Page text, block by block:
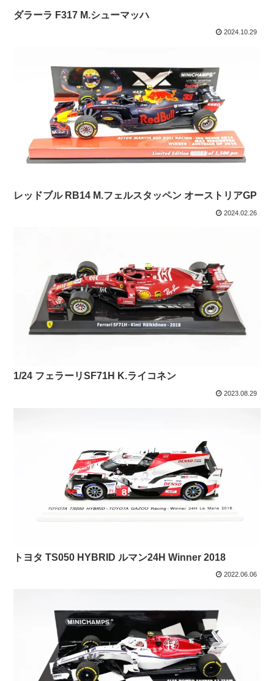
ダラーラ F317 M.シューマッハ
2024.10.29
レッドブル RB14 M.フェルスタッペン オーストリアGP
2024.02.26
1/24 フェラーリSF71H K.ライコネン
2023.08.29
トヨタ TS050 HYBRID ルマン24H Winner 2018
2022.06.06